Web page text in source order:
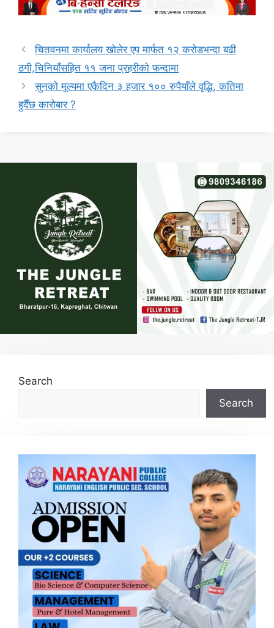
चितवनमा कार्यालय खोलेर एप मार्फत १२ करोडभन्दा बढी
ठगी,चिनियाँसहित ११ जना प्रहरीको फन्दामा
सुनको मूल्यमा एकैदिन ३ हजार १०० रुपैयाँले वृद्धि, कतिमा
हुदैँछ कारोबार ?
Search
Search